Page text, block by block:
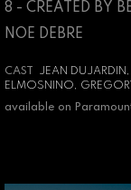
8 - CREATED BY
NOE DEBRE
CAST
JEAN
ELMOSNINO,
available on